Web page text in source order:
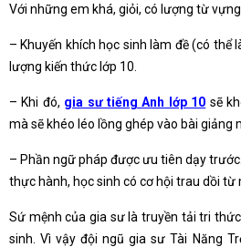
Với những em khá, giỏi, có lượng từ
– Khuyến khích học sinh làm đề (có thể
lượng kiến thức lớp 10.
– Khi đó, gia sư tiếng Anh lớp 10 sẽ
mà sẽ khéo léo lồng ghép vào bài giảng
– Phần ngữ pháp được ưu tiên dạy
thực hành, học sinh có cơ hội trau dồi từ
Sứ mệnh của gia sư là truyền tải tri
sinh. Vì vậy đội ngũ gia sư Tài Năng